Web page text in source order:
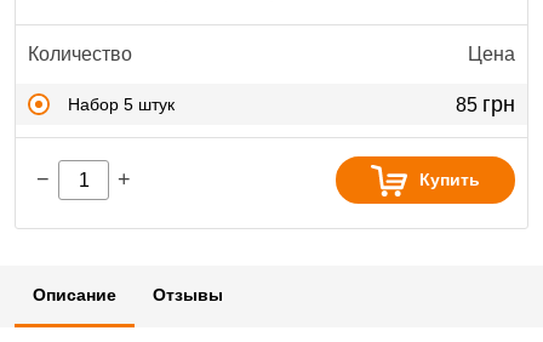
Количество Цена
Набор 5 штук 85 грн
− + Купить
Описание Отзывы